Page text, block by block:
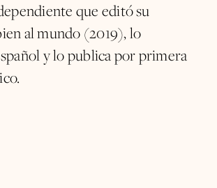
que editó su
al mundo (2019), lo
y lo publica por primera